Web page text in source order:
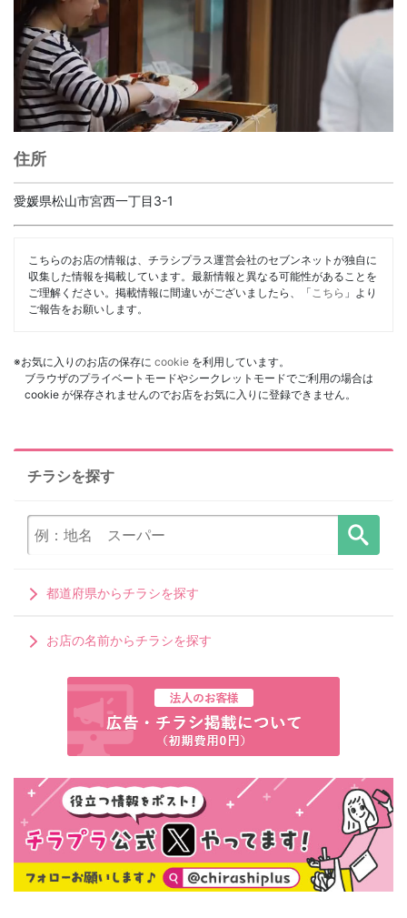
住所
愛媛県松山市宮西一丁目3-1
こちらのお店の情報は、チラシプラス運営会社のセブンネットが独自に
収集した情報を掲載しています。最新情報と異なる可能性があることを
ご理解ください。掲載情報に間違いがございましたら、「 こちら 」より
ご報告をお願いします。
※お気に入りのお店の保存に cookie を利用しています。
ブラウザのプライベートモードやシークレットモードでご利用の場合は
cookie が保存されませんのでお店をお気に入りに登録できません。
チラシを探す
都道府県からチラシを探す
お店の名前からチラシを探す